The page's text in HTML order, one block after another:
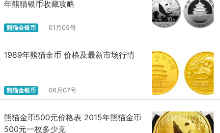
年熊猫银币收藏攻略
熊猫金银币 01月05号
1989年熊猫金币 价格及最新市场行情
熊猫金银币 06月07号
熊猫金币500元价格表 2015年熊猫金币
500元一枚多少克